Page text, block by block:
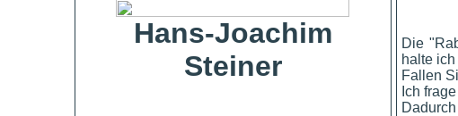
Hans-Joachim
Steiner
Die
halte
Fallen
Ich